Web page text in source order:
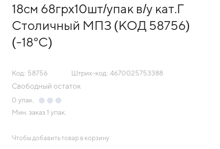
18см 68грх10шт/упак в/у кат.Г
Столичный МПЗ (КОД 58756)
(-18°С)
Код: 58756 Штрих-код: 4670025753388
Свободный остаток
0 упак.
Мин. заказ 1 упак.
Чтобы добавить товар в корзину